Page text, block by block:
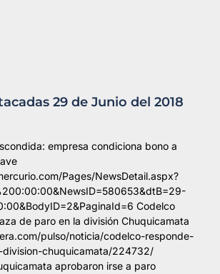
29 de Junio del 2018
empresa condiciona bono a
Pages/NewsDetail.aspx?
Codelco
de paro en la división Chuquicamata
pulso/noticia/codelco-responde-
chuquicamata/224732/
aprobaron irse a paro